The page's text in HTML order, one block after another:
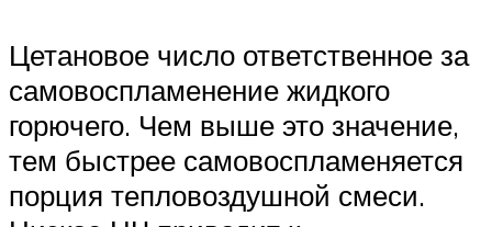
Цетановое число ответственное за
самовоспламенение жидкого
горючего. Чем выше это значение,
тем быстрее самовоспламеняется
порция тепловоздушной смеси.